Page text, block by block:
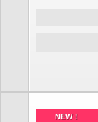
NEW！